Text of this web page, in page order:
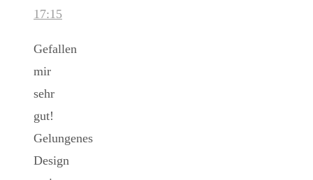
17:15
Gefallen
mir
sehr
gut!
Gelungenes
Design